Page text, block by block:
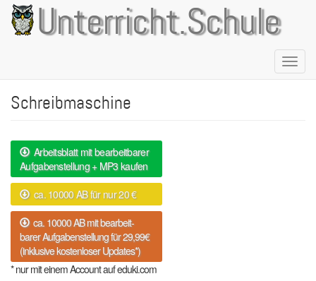
Direkt
zum
Inhalt
Unterricht.Schule
Schreibmaschine
Arbeitsblatt mit bearbeitbarer
Aufgabenstellung + MP3 kaufen
ca. 10000 AB für nur 20 €
ca. 10000 AB mit bearbeit-
barer Aufgabenstellung für 29,99€
(inklusive kostenloser Updates*)
* nur mit einem Account auf eduki.com